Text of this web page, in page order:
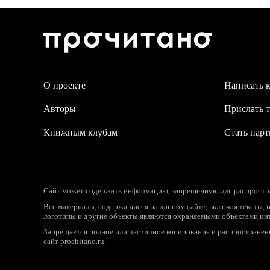
О проекте Написать
Авторы Прислать
Книжным клубам Стать
Сайт может содержать информацию, запрещенную для
Все материалы, содержащиеся на данном сайте, включая тексты,
логотипы и другие объекты являются охраняемыми объектами
Запрещается полное или частичное копирование и
сайт prochitano.ru.